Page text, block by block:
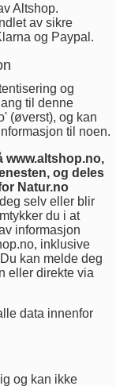
Altshop.
av sikre
og Paypal.
og
til denne
(øverst), og kan
til noen.
www.altshop.no,
og deles
Natur.no
selv eller blir
du i at
informasjon
inklusive
kan melde deg
eller direkte via
data innenfor
og kan ikke